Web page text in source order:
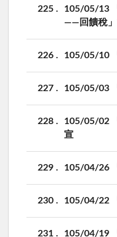
225
105/05/13
——回饋稅
226 105/05/10
227 105/05/03
228
105/05/02
宣
229 105/04/26
230 105/04/22
231
105/04/19